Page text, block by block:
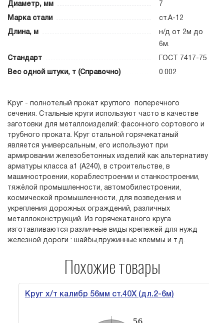
Диаметр, мм 7
Марка стали ст.А-12
Длина, м
н/д от 2м до
6м.
Стандарт ГОСТ 7417-75
Вес одной штуки, т (Справочно) 0.002
Круг - полнотелый прокат круглого поперечного
сечения. Стальные круги используют часто в качестве
заготовки для металлоизделий: фасонного сортового и
трубного проката. Круг стальной горячекатаный
является универсальным, его используют при
армировании железобетонных изделий как альтернативу
арматуры класса а1 (А240), в строительстве, в
машиностроении, кораблестроении и станкостроении,
тяжёлой промышленности, автомобилестроении,
космической промышленности, для возведения и
укрепления дорожных ограждений, различных
металлоконструкций. Из горячекатаного круга
изготавливаются различные виды крепежей для нужд
железной дороги : шайбы,пружинные клеммы и т.д.
Похожие товары
Круг х/т калибр 56мм ст.40Х (дл.2-6м)